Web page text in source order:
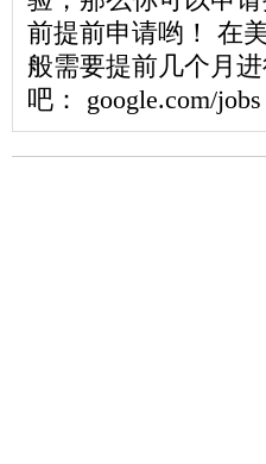
前提前申请哟！ 在
般需要提前几个月
吧： google.com/